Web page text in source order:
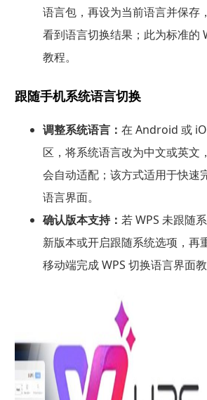
语言包，再设为当前语言并保存
看到语言切换结果；此为标准的
教程。
跟随手机系统语言切换
调整系统语言： 在 Android 或
区，将系统语言改为中文或英文
会自动适配；该方式适用于快速
语言界面。
确认版本支持： 若 WPS 未跟随
新版本或开启跟随系统选项，再
移动端完成 WPS 切换语言界面教